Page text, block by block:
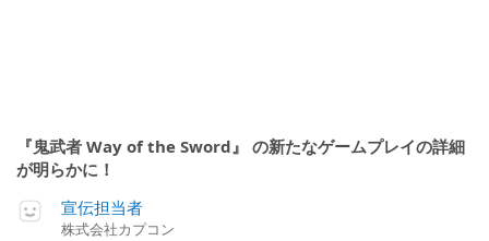
『鬼武者 Way of the Sword』 の新たなゲームプレイの詳細
が明らかに！
宣伝担当者
株式会社カプコン